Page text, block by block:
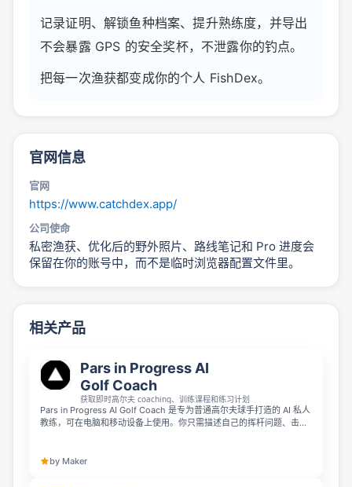
记录证明、解锁鱼种档案、提升熟练度，并导出
不会暴露 GPS 的安全奖杯，不泄露你的钓点。
把每一次渔获都变成你的个人 FishDex。
官网信息
官网
https://www.catchdex.app/
公司使命
私密渔获、优化后的野外照片、路线笔记和 Pro 进度会
保留在你的账号中，而不是临时浏览器配置文件里。
相关产品
Pars in Progress AI
Golf Coach
获取即时高尔夫 coaching、训练课程和练习计划
Pars in Progress AI Golf Coach 是专为普通高尔夫球手打造的 AI 私人
教练，可在电脑和移动设备上使用。你只需描述自己的挥杆问题、击球
by Maker